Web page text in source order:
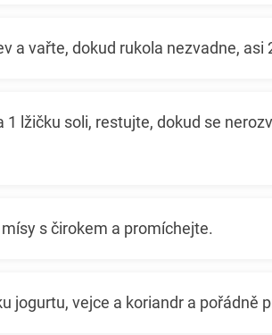
a vařte, dokud rukola nezvadne, asi
1 lžičku soli, restujte, dokud se
s čirokem a promíchejte.
jogurtu, vejce a koriandr a pořádně